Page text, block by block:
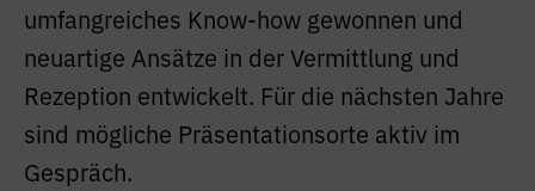
umfangreiches Know-how gewonnen und
neuartige Ansätze in der Vermittlung und
Rezeption entwickelt. Für die nächsten Jahre
sind mögliche Präsentationsorte aktiv im
Gespräch.